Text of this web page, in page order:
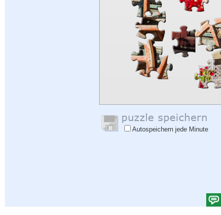
Autospeichern jede Minute